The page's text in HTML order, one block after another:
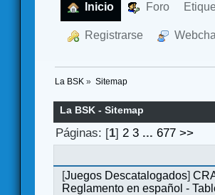
Inicio Foro
Registrarse
La BSK » Sitemap
La BSK - Sitemap
Páginas: [1]2 3 ...677 >>
[Juegos Descatalogados]
Reglamento en español -